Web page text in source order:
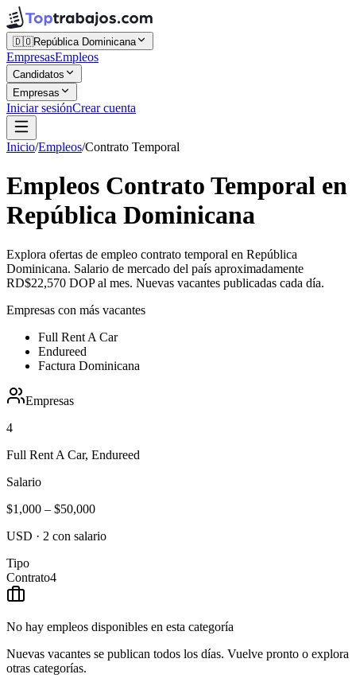
🇩🇴República Dominicana
EmpresasEmpleos
Candidatos
Empresas
Iniciar sesiónCrear cuenta
Inicio/Empleos/Contrato Temporal
Empleos Contrato Temporal en
República Dominicana
Explora ofertas de empleo contrato temporal en República
Dominicana. Salario de mercado del país aproximadamente
RD$22,570 DOP al mes. Nuevas vacantes publicadas cada día.
Empresas con más vacantes
Full Rent A Car
Endureed
Factura Dominicana
Empresas
4
Full Rent A Car, Endureed
Salario
$1,000 – $50,000
USD · 2 con salario
Tipo
Contrato4
No hay empleos disponibles en esta categoría
Nuevas vacantes se publican todos los días. Vuelve pronto o explora
otras categorías.